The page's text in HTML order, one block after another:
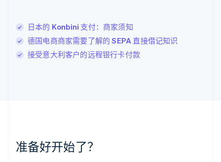
日本的 Konbini 支付：商家须知
德国电商商家需要了解的 SEPA 直接借记知识
接受意大利客户的远程银行卡付款
准备好开始了？
卢森堡
罗马尼亚
English
挪威